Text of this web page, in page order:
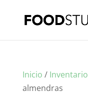
Inicio / Inventario
almendras